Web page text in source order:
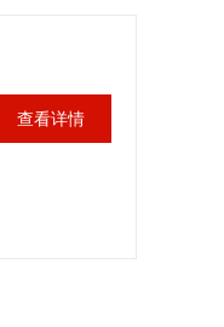
查看详情